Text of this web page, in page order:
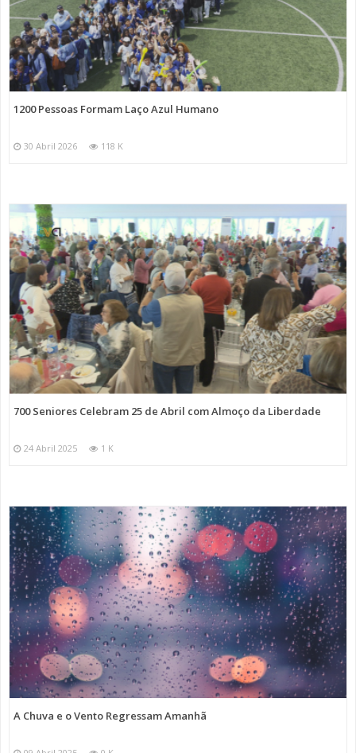
1200 Pessoas Formam Laço Azul Humano
30 Abril 2026 118 K
700 Seniores Celebram 25 de Abril com Almoço da Liberdade
24 Abril 2025 1 K
A Chuva e o Vento Regressam Amanhã